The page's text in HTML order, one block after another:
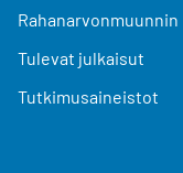
Rahanarvonmuunnin
Tulevat julkaisut
Tutkimusaineistot